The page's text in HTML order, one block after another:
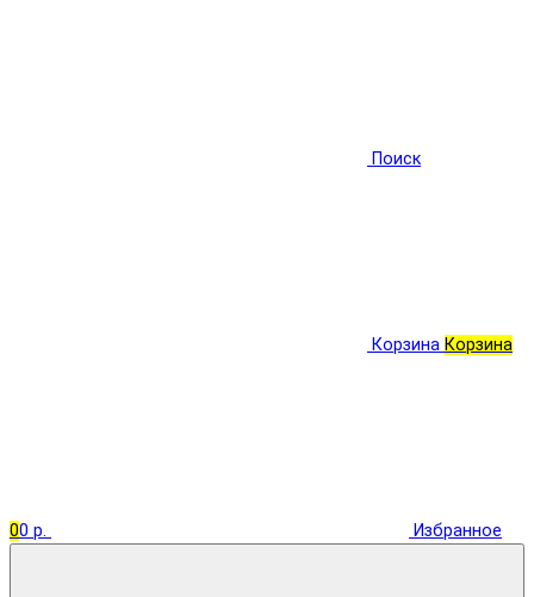
Поиск
Корзина Корзина
00 р. Избранное